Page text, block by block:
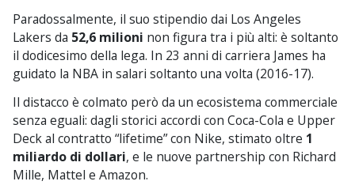
Paradossalmente, il suo stipendio dai Los Angeles
Lakers da 52,6 milioni non figura tra i più alti: è soltanto
il dodicesimo della lega. In 23 anni di carriera James ha
guidato la NBA in salari soltanto una volta (2016-17).
Il distacco è colmato però da un ecosistema commerciale
senza eguali: dagli storici accordi con Coca-Cola e Upper
Deck al contratto “lifetime” con Nike, stimato oltre 1
miliardo di dollari, e le nuove partnership con Richard
Mille, Mattel e Amazon.